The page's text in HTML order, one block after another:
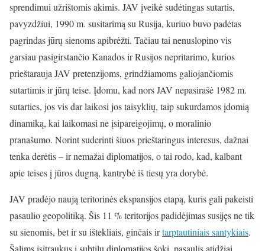
sprendimui užrištomis akimis. JAV įveikė sudėtingas sutartis,
pavyzdžiui, 1990 m. susitarimą su Rusija, kuriuo buvo padėtas
pagrindas jūrų sienoms apibrėžti. Tačiau tai nenuslopino vis
garsiau pasigirstančio Kanados ir Rusijos nepritarimo, kurios
prieštarauja JAV pretenzijoms, grindžiamoms galiojančiomis
sutartimis ir jūrų teise. Įdomu, kad nors JAV nepasirašė 1982 m.
sutarties, jos vis dar laikosi jos taisyklių, taip sukurdamos įdomią
dinamiką, kai laikomasi ne įsipareigojimų, o moralinio
pranašumo. Norint suderinti šiuos prieštaringus interesus, dažnai
tenka derėtis – ir nemažai diplomatijos, o tai rodo, kad, kalbant
apie teises į jūros dugną, kantrybė iš tiesų yra dorybė.
JAV pradėjo naują teritorinės ekspansijos etapą, kuris gali pakeisti
pasaulio geopolitiką. Šis 11 % teritorijos padidėjimas susijęs ne tik
su sienomis, bet ir su ištekliais, ginčais irtarptautiniais santykiais.
Šalims įsitraukus į subtilų diplomatijos šokį, pasaulis atidžiai